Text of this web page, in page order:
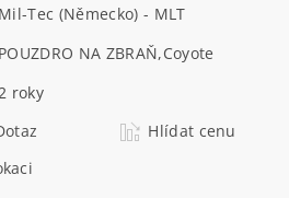
Mil-Tec (Německo) - MLT
POUZDRO NA ZBRAŇ,Coyote
2 roky
Hlídat cenu